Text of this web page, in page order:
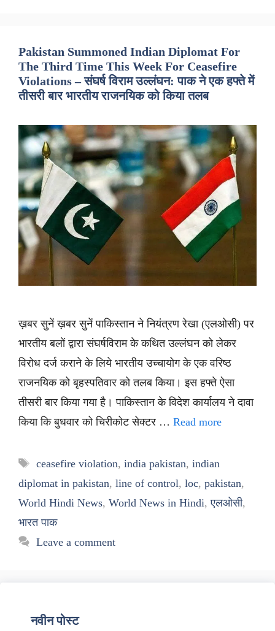
Pakistan Summoned Indian Diplomat For
The Third Time This Week For Ceasefire
Violations – संघर्ष विराम उल्लंघन: पाक ने एक हफ्ते में
तीसरी बार भारतीय राजनयिक को किया तलब
ख़बर सुनें ख़बर सुनें पाकिस्तान ने नियंत्रण रेखा (एलओसी) पर
भारतीय बलों द्वारा संघर्षविराम के कथित उल्लंघन को लेकर
विरोध दर्ज कराने के लिये भारतीय उच्चायोग के एक वरिष्ठ
राजनयिक को बृहस्पतिवार को तलब किया। इस हफ्ते ऐसा
तीसरी बार किया गया है। पाकिस्तान के विदेश कार्यालय ने दावा
किया कि बुधवार को चिरीकोट सेक्टर … Read more
Tags
ceasefire violation, india pakistan, indian
diplomat in pakistan, line of control, loc, pakistan,
World Hindi News, World News in Hindi,एलओसी,
भारत पाक
Leave a comment
नवीन पोस्ट